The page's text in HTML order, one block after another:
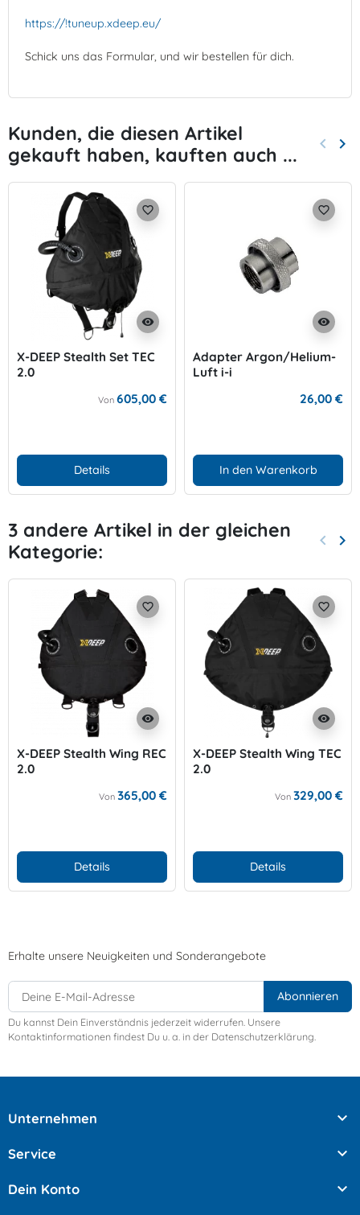
https://!tuneup.xdeep.eu/
Schick uns das Formular, und wir bestellen für dich.
Kunden, die diesen Artikel
gekauft haben, kauften auch ...
Zurück
keyboard_arrow_left keyboard_arrow_right
visibility
favorite_border
X-DEEP Stealth Set TEC
2.0
Von 605,00 €
Details
visibility
favorite_border
Adapter Argon/Helium-
Luft i-i
26,00 €
In den Warenkorb
3 andere Artikel in der gleichen
Kategorie:
Zurück
keyboard_arrow_left keyboard_arrow_right
visibility
favorite_border
X-DEEP Stealth Wing REC
2.0
Von 365,00 €
Details
visibility
favorite_border
X-DEEP Stealth Wing TEC
2.0
Von 329,00 €
Details
Erhalte unsere Neuigkeiten und Sonderangebote
Du kannst Dein Einverständnis jederzeit widerrufen. Unsere
Kontaktinformationen findest Du u. a. in der Datenschutzerklärung.
Unternehmen 
Service 
Dein Konto 